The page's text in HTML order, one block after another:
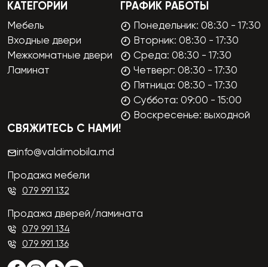
КАТЕГОРИИ
Мебель
Входные двери
Межкомнатные двери
Ламинат
ГРАФИК РАБОТЫ
Понедельник: 08:30 - 17:30
Вторник: 08:30 - 17:30
Среда: 08:30 - 17:30
Четверг: 08:30 - 17:30
Пятница: 08:30 - 17:30
Суббота: 09:00 - 15:00
Воскресенье: выходной
СВЯЖИТЕСЬ С НАМИ!
info@valdimobila.md
Продажа мебели
079 991 132
Продажа дверей/ламината
079 991 134
079 991 136